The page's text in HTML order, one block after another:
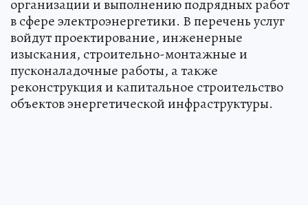
организации и выполнению подрядных работ
в сфере электроэнергетики. В перечень услуг
войдут проектирование, инженерные
изыскания, строительно-монтажные и
пусконаладочные работы, а также
реконструкция и капитальное строительство
объектов энергетической инфраструктуры.